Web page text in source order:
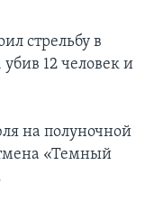
стрельбу в
12 человек и
на полуночной
«Темный